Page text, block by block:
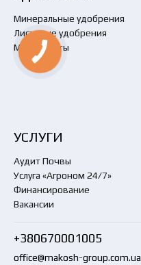
Минеральные удобрения
Листовые удобрения
Мелиоранты
УСЛУГИ
Аудит Почвы
Услуга «Агроном 24/7»
Финансирование
Вакансии
+380670001005
office@makosh-group.com.ua